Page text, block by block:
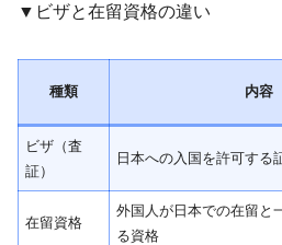
▼ビザと在留資格の違い
種類 内容
ビザ（査
証）
日本への入国を許可する
在留資格
外国人が日本での在留と
る資格